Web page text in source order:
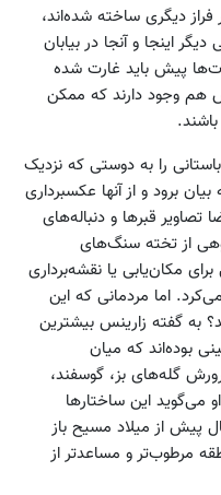
فراز دیگری ساخته شده‌اند،
اینجا و آنجا در بیابان
پیش باید غارت شده
هم وجود دارند که ممکن
را به دوستی که نزدیک
بیان برود و از آنها عکسبرداری
قبرها و دنباله‌های
از تخته سنگ‌های
مکان‌یابی یا نقشه‌برداری
اما مردمانی که این
به گفته زارینس بیشترین
بوده‌اند که میان
گله‌های بز، گوسفند،
می‌گوید این ساختارها
به زمانی بین 4000 تا 1000 سال پیش از میلاد مسیح باز
مرطوب‌تر و مساعدتر از